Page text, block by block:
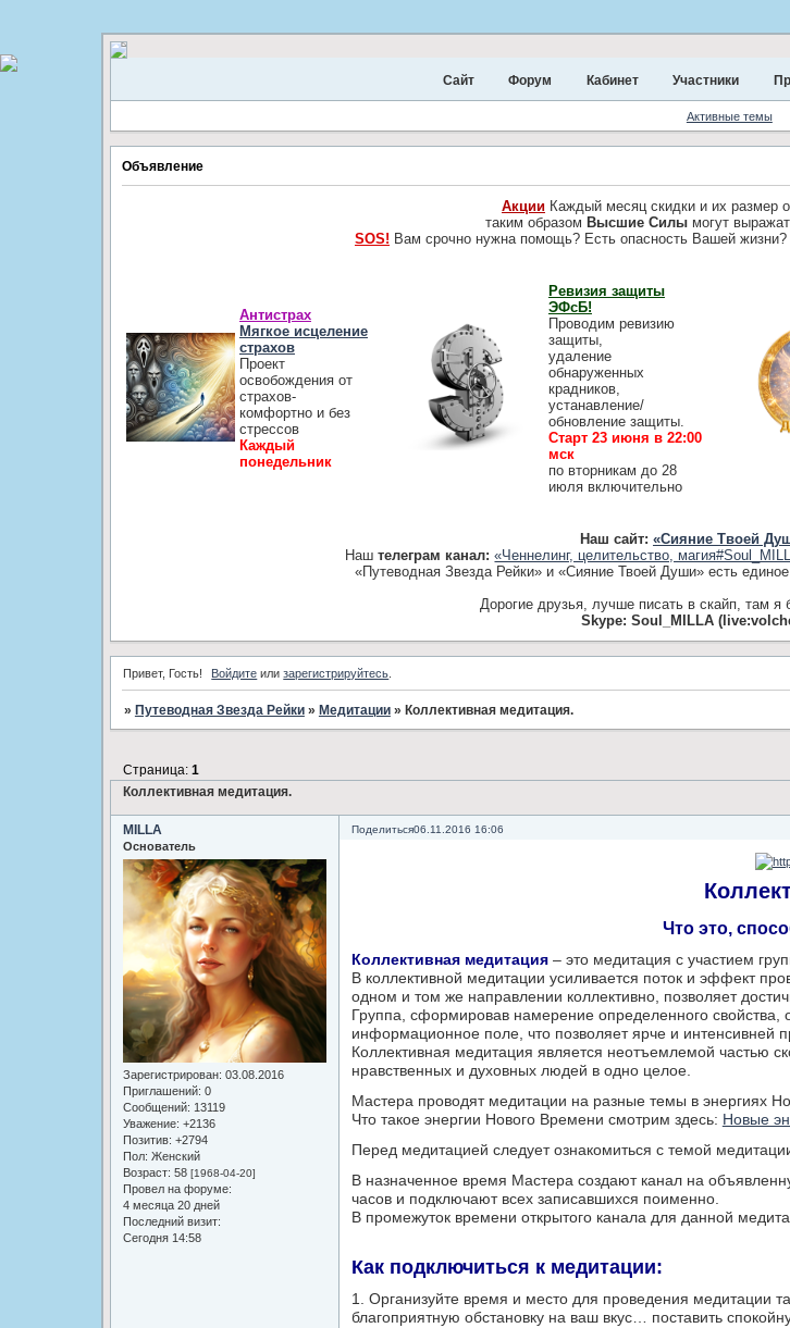
Сайт Форум Кабинет Участники
Активные темы
Объявление
АкцииКаждый месяц скидки и их размер
таким образом Высшие Силы могут
SOS! Вам срочно нужна помощь? Есть опасность Вашей
Антистрах
Мягкое исцеление
страхов
Проект
освобождения от
страхов-
комфортно и без
стрессов
Каждый
понедельник
Ревизия защиты
ЭФсБ!
Проводим ревизию
защиты,
удаление
обнаруженных
крадников,
устанавление/
обновление защиты.
Старт 23 июня в 22:00
мск
по вторникам до 28
июля включительно
Наш сайт: «Сияние Твоей
Наштелеграм канал: «Ченнелинг, целительство,
«Путеводная Звезда Рейки» и «Сияние Твоей Души» есть единое
Дорогие друзья, лучше писать в скайп, там я
Skype: Soul_MILLA
Привет, Гость! Войдите илизарегистрируйтесь
» Путеводная Звезда Рейки » Медитации » Коллективная медитация.
Коллективная медитация.
Страница: 1
Поделиться06.11.2016 16:06
MILLA
Основатель
Зарегистрирован: 03.08.2016
Приглашений: 0
Сообщений: 13119
Уважение: +2136
Позитив: +2794
Пол: Женский
Возраст: 58 [1968-04-20]
Провел на форуме:
4 месяца 20 дней
Последний визит:
Сегодня 14:58
Что это,
Коллективная медитация– это медитация с участием
В коллективной медитации усиливается поток и эффект
одном и том же направлении коллективно, позволяет
Группа, сформировав намерение определенного свойства,
информационное поле, что позволяет ярче и интенсивней
Коллективная медитация является неотъемлемой частью
нравственных и духовных людей в одно целое.
Мастера проводят медитации на разные темы в энергиях
Что такое энергии Нового Времени смотрим здесь: Новые
Перед медитацией следует ознакомиться с темой
В назначенное время Мастера создают канал на
часов и подключают всех записавшихся поименно.
В промежуток времени открытого канала для данной
Как подключиться к медитации:
1. Организуйте время и место для проведения медитации
благоприятную обстановку на ваш вкус… поставить